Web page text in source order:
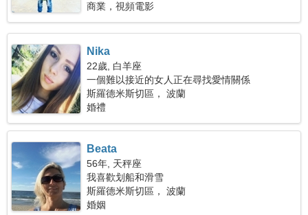
商業，視頻電影
Nika
22歲, 白羊座
一個難以接近的女人正在尋找愛情關係
斯羅德米斯切區， 波蘭
婚禮
Beata
56年, 天秤座
我喜歡划船和滑雪
斯羅德米斯切區， 波蘭
婚姻